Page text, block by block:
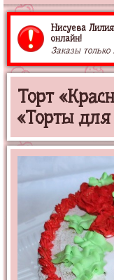
Нисуева
онлайн!
Заказы только
Торт
«Торты